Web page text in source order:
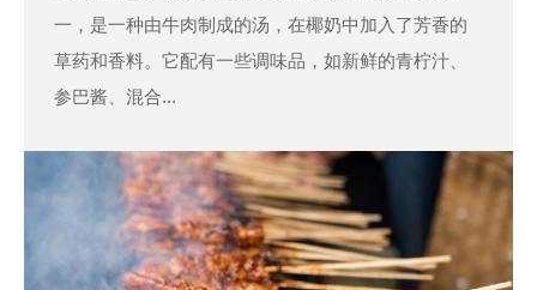
一，是一种由牛肉制成的汤，在椰奶中加入了芳香的
草药和香料。它配有一些调味品，如新鲜的青柠汁、
参巴酱、混合...